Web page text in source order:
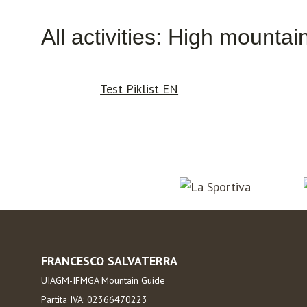
All activities: High
Test Piklist EN
FRANCESCO SALVATERRA
UIAGM-IFMGA Mountain Guide
Partita IVA: 02366470223